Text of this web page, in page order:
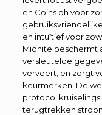
en Coins.ph voor
en intuïtief voor
Midnite beschermt
versleutelde
vervoert, en zorgt
keurmerken. De
protocol kruiselings
terugtrekken